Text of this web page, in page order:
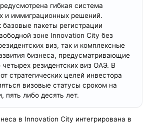
гибкая система
и иммиграционных решений.
базовые пакеты регистрации
зоне Innovation City без
виз, так и комплексные
бизнеса, предусматривающие
четырех резидентских виз ОАЭ. В
стратегических целей инвестора
визовые статусы сроком на
пять либо десять лет.
в Innovation City интегрирована в